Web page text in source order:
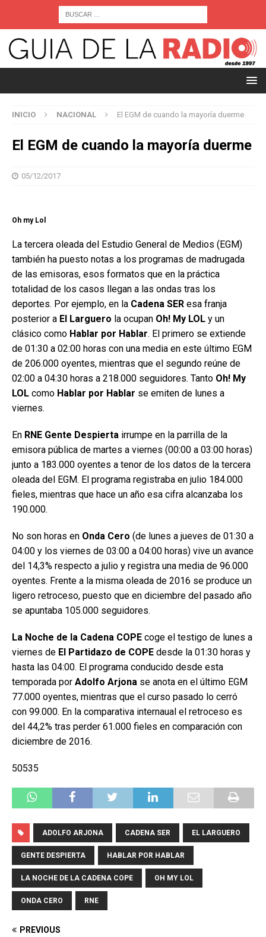
INICIO NACIONAL El EGM de cuando la mayoría duerme
El EGM de cuando la mayoría duerme
05/12/2017
Oh my Lol
La tercera oleada del Estudio General de Medios (EGM)
también ha puesto notas a los programas de madrugada
de las emisoras, esos formatos que en la práctica
totalidad de los casos llegan a las ondas tras los
deportes. Por ejemplo, en la Cadena SER esa franja
posterior a El Larguero la ocupan Oh! My LOL y un
clásico como Hablar por Hablar. El primero se extiende
de 01:30 a 02:00 horas con una media en este último EGM
de 206.000 oyentes, mientras que el segundo reúne de
02:00 a 04:30 horas a 218.000 seguidores. Tanto Oh! My
LOL como Hablar por Hablar se emiten de lunes a
viernes.
En RNE Gente Despierta irrumpe en la parrilla de la
emisora pública de martes a viernes (00:00 a 03:00 horas)
junto a 183.000 oyentes a tenor de los datos de la tercera
oleada del EGM. El programa registraba en julio 184.000
fieles, mientras que hace un año esa cifra alcanzaba los
190.000.
No son horas en Onda Cero (de lunes a jueves de 01:30 a
04:00 y los viernes de 03:00 a 04:00 horas) vive un avance
del 14,3% respecto a julio y registra una media de 96.000
oyentes. Frente a la misma oleada de 2016 se produce un
ligero retroceso, puesto que en diciembre del pasado año
se apuntaba 105.000 seguidores.
La Noche de la Cadena COPE coge el testigo de lunes a
viernes de El Partidazo de COPE desde la 01:30 horas y
hasta las 04:00. El programa conducido desde esta
temporada por Adolfo Arjona se anota en el último EGM
77.000 oyentes, mientras que el curso pasado lo cerró
con 99.000. En la comparativa internaual el retroceso es
del 44,2% tras perder 61.000 fieles en comparación con
diciembre de 2016.
50535
ADOLFO ARJONA CADENA SER EL LARGUERO
GENTE DESPIERTA HABLAR POR HABLAR
LA NOCHE DE LA CADENA COPE OH MY LOL
ONDA CERO RNE
PREVIOUS